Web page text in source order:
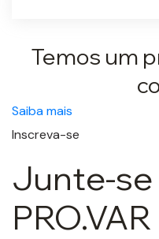
Temos um
Saiba mais
Inscreva-se
Junte-se
PRO.VAR